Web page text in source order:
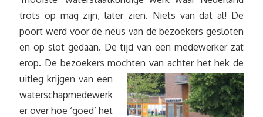
trots op mag zijn, later zien. Niets van dat al! De
poort werd voor de neus van de bezoekers gesloten
en op slot gedaan. De tijd van een medewerker zat
erop. De bezoekers mochten van achter het hek de
uitleg krijgen van een
waterschapmedewerk
er over hoe ‘goed’ het